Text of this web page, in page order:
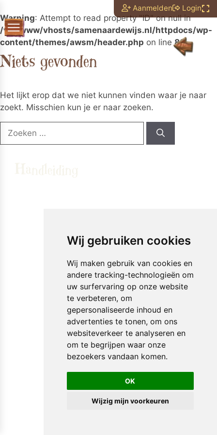
Wij gebruiken cookies
Wij maken gebruik van cookies en
andere tracking-technologieën om
uw surfervaring op onze website
te verbeteren, om
gepersonaliseerde inhoud en
advertenties te tonen, om ons
websiteverkeer te analyseren en
om te begrijpen waar onze
bezoekers vandaan komen.
OK
Wijzig mijn voorkeuren
Aanmelden Login
Warning: Attempt to read property "ID" on null in
/var/www/vhosts/samenaardewijs.nl/httpdocs/wp-
content/themes/awsm/header.php on line88
Niets gevonden
Het lijkt erop dat we niet kunnen vinden waar je naar
zoekt. Misschien kun je er naar zoeken.
Zoek